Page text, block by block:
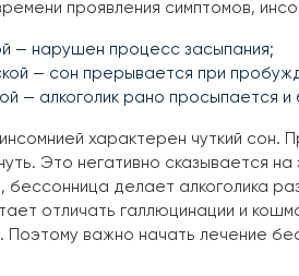
проявления симптомов,
— нарушен процесс засыпания;
— сон прерывается при
— алкоголик рано просыпается
характерен чуткий
Это негативно сказывается
бессонница делает алкоголика
отличать галлюцинации и
Поэтому важно начать лечение